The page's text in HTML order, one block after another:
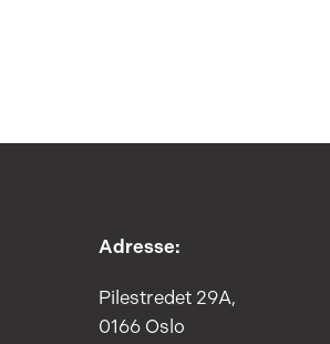
Adresse:
Pilestredet 29A,
0166 Oslo